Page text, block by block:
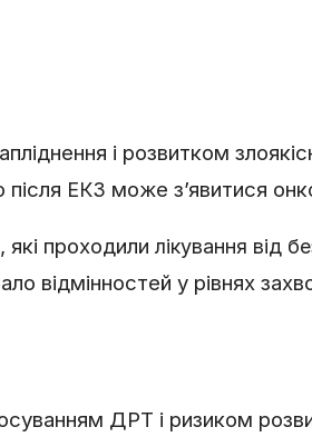
і розвитком
ЕКЗ може з’явитися
проходили лікування від
відмінностей у рівнях
ДРТ і ризиком